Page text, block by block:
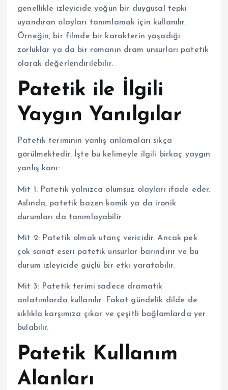
genellikle izleyicide yoğun bir duygusal tepki
uyandıran olayları tanımlamak için kullanılır.
Örneğin, bir filmde bir karakterin yaşadığı
zorluklar ya da bir romanın dram unsurları patetik
olarak değerlendirilebilir.
Patetik ile İlgili
Yaygın Yanılgılar
Patetik teriminin yanlış anlamaları sıkça
görülmektedir. İşte bu kelimeyle ilgili birkaç yaygın
yanlış kanı:
Mit 1: Patetik yalnızca olumsuz olayları ifade eder.
Aslında, patetik bazen komik ya da ironik
durumları da tanımlayabilir.
Mit 2: Patetik olmak utanç vericidir. Ancak pek
çok sanat eseri patetik unsurlar barındırır ve bu
durum izleyicide güçlü bir etki yaratabilir.
Mit 3: Patetik terimi sadece dramatik
anlatımlarda kullanılır. Fakat gündelik dilde de
sıklıkla karşımıza çıkar ve çeşitli bağlamlarda yer
bulabilir.
Patetik Kullanım
Alanları